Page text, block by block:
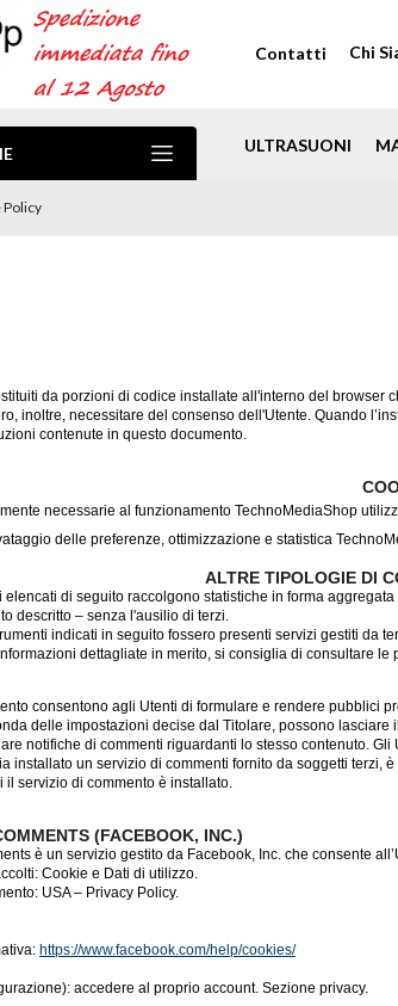
Contatti Chi
ULTRASUONI
Policy
da porzioni di codice installate all'interno del
inoltre, necessitare del consenso dell'Utente. Quando
contenute in questo documento.
necessarie al funzionamento TechnoMediaShop
delle preferenze, ottimizzazione e statistica
ALTRE TIPOLOGIE DI
elencati di seguito raccolgono statistiche in forma
descritto – senza l'ausilio di terzi.
indicati in seguito fossero presenti servizi gestiti da
dettagliate in merito, si consiglia di consultare
consentono agli Utenti di formulare e rendere pubblici
delle impostazioni decise dal Titolare, possono
notifiche di commenti riguardanti lo stesso contenuto.
installato un servizio di commenti fornito da soggetti terzi,
servizio di commento è installato.
(FACEBOOK, INC.)
è un servizio gestito da Facebook, Inc. che consente
Cookie e Dati di utilizzo.
USA – Privacy Policy.
https://www.facebook.com/help/cookies/
accedere al proprio account. Sezione privacy.